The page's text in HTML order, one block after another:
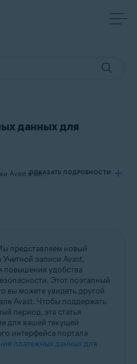
данных для
Применяется к Все платные подписки Avast в сегменте потребительских решений
ПОКАЗАТЬ ПОДРОБНОСТИ
системы
представляем новый
записи Avast,
повышения удобства
Этот поэтапный
вы можете увидеть другой
Avast. Чтобы поддержать
период, эта статья
для вашей текущей
интерфейса портала
платежных данных для